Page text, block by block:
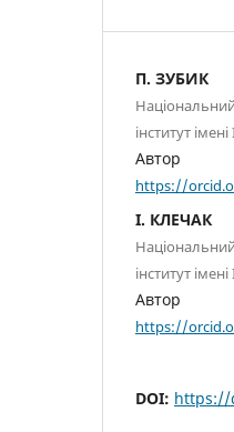
П. ЗУБИК
інститут
Автор
https://
І. КЛЕЧАК
інститут
Автор
https://
DOI: https://